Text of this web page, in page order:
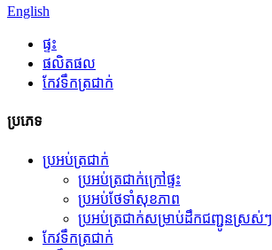
English
ផ្ទះ
ផលិតផល
កែវទឹកត្រជាក់
ប្រភេទ
ប្រអប់ត្រជាក់
ប្រអប់ត្រជាក់ក្រៅផ្ទះ
ប្រអប់ថែទាំសុខភាព
ប្រអប់ត្រជាក់សម្រាប់ដឹកជញ្ជូនស្រស់ៗ
កែវទឹកត្រជាក់